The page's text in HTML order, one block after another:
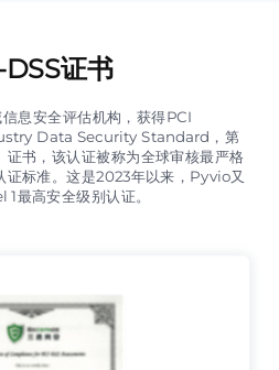
证书
息安全评估机构，获得PCI
Data Security Standard，第
书，该认证被称为全球审核最严格
证标准。这是2023年以来，Pyvio又
最高安全级别认证。